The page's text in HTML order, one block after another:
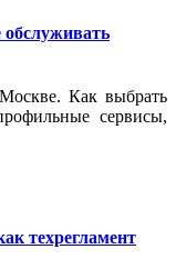
Как выбрать
сервисы,
техрегламент